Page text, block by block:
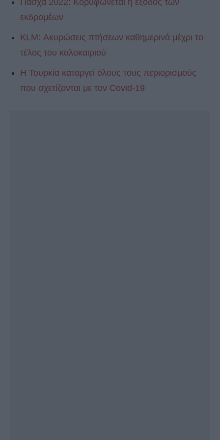
Πάσχα 2022: Κορυφώνεται η έξοδος των
εκδρομέων
KLM: Ακυρώσεις πτήσεων καθημερινά μέχρι το
τέλος του καλοκαιριού
Η Τουρκία καταργεί όλους τους περιορισμούς
που σχετίζονται με τον Covid-19